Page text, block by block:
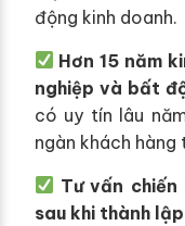
động kinh doanh.
Hơn 15 năm
nghiệp và bất
có uy tín lâu
ngàn khách hàng
Tư vấn
sau khi thành